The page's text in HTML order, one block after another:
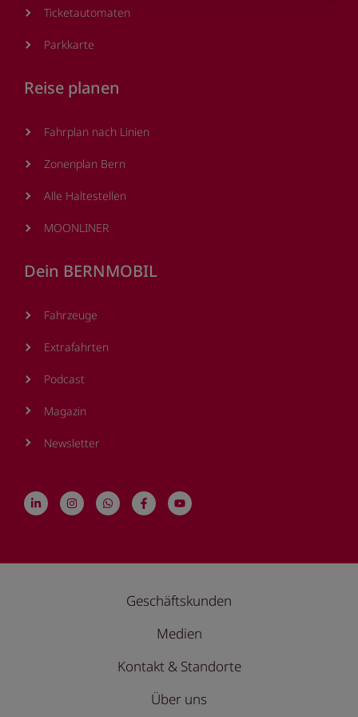
Ticketautomaten
Parkkarte
Reise planen
Fahrplan nach Linien
Zonenplan Bern
Alle Haltestellen
MOONLINER
Dein BERNMOBIL
Fahrzeuge
Extrafahrten
Podcast
Magazin
Newsletter
Geschäftskunden
Medien
Kontakt & Standorte
Über uns